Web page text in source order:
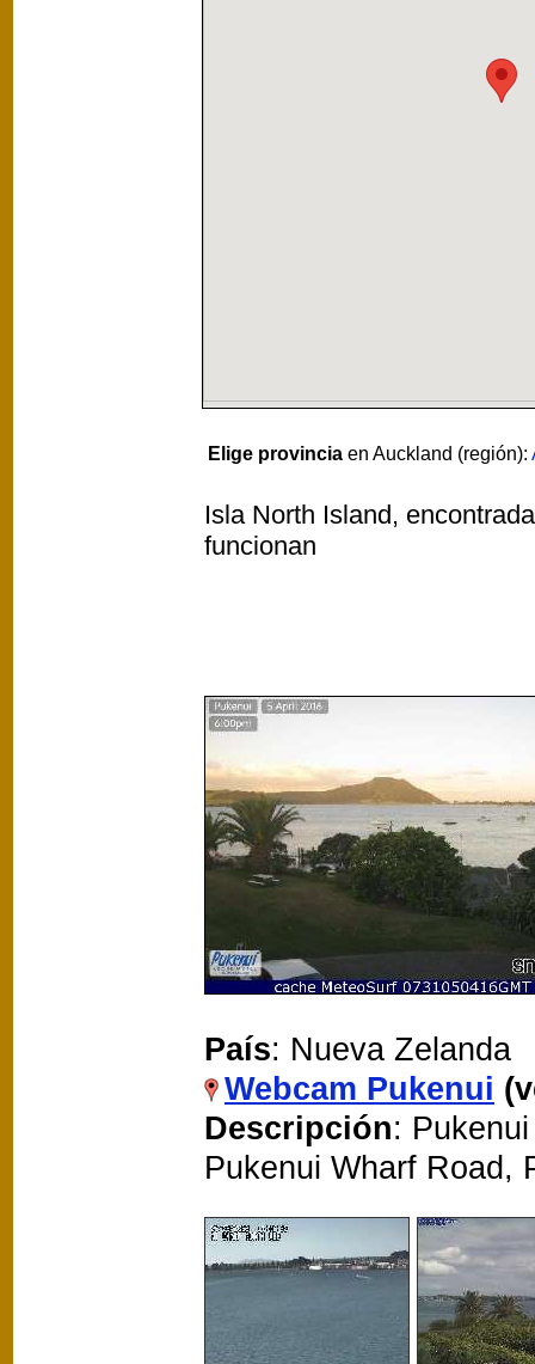
Elige provincia en Auckland (región):
Isla North Island,
funcionan
País: Nueva Zelanda
Webcam Pukenui
Descripción:
Pukenui Wharf Road,